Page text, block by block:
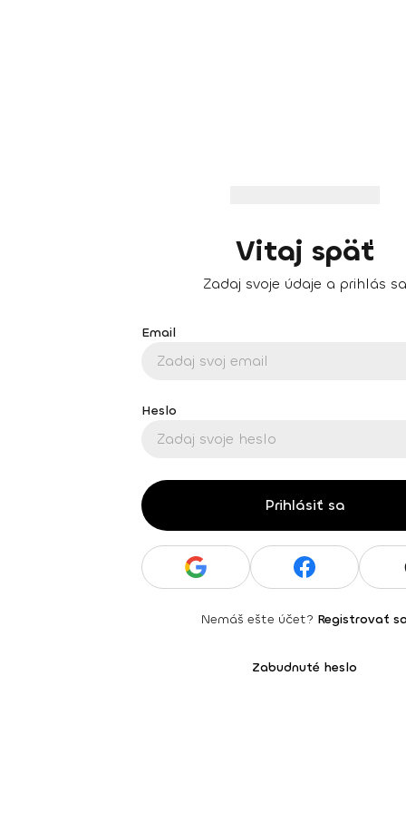
Vitaj späť
Zadaj svoje údaje a prihlás sa
Email
Heslo
Prihlásiť sa
Nemáš ešte účet? Registrovať
Zabudnuté heslo